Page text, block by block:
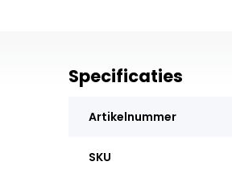
Specificaties
Artikelnummer
SKU